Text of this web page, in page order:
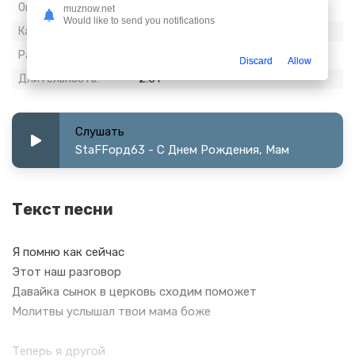
Опубликовано:
Качество:
Размер:
Длительность:
2:51
Слушать
StaFFорд63 - С Днем Рождения, Мам
Текст песни
Я помню как сейчас
Этот наш разговор
Давайка сынок в церковь сходим поможет
Молитвы услышал твои мама боже
Теперь я другой
muznow.net
Would like to send you notifications
Discard Allow